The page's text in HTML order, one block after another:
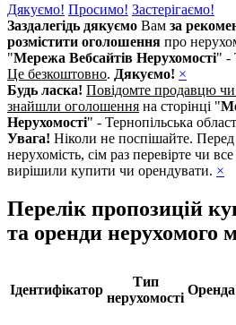
Дякуємо! Просимо! Застерігаємо!
Заздалегідь дякуємо Вам за
розмістити оголошення про
"Мережа Вебсайтів Нерухомості" -
Це безкоштовно. Дякуємо! ×
Будь ласка! Повідомте продавцю
знайшли оголошення на сторінці "
Нерухомості" - Тернопільська
Увага! Ніколи не поспішайте. Перед
нерухомість, сім раз перевірте чи
вирішили купити чи орендувати. ×
Перелік пропозицій
та оренди нерухомого
Ідентифікатор
Тип
нерухомості
Оренда